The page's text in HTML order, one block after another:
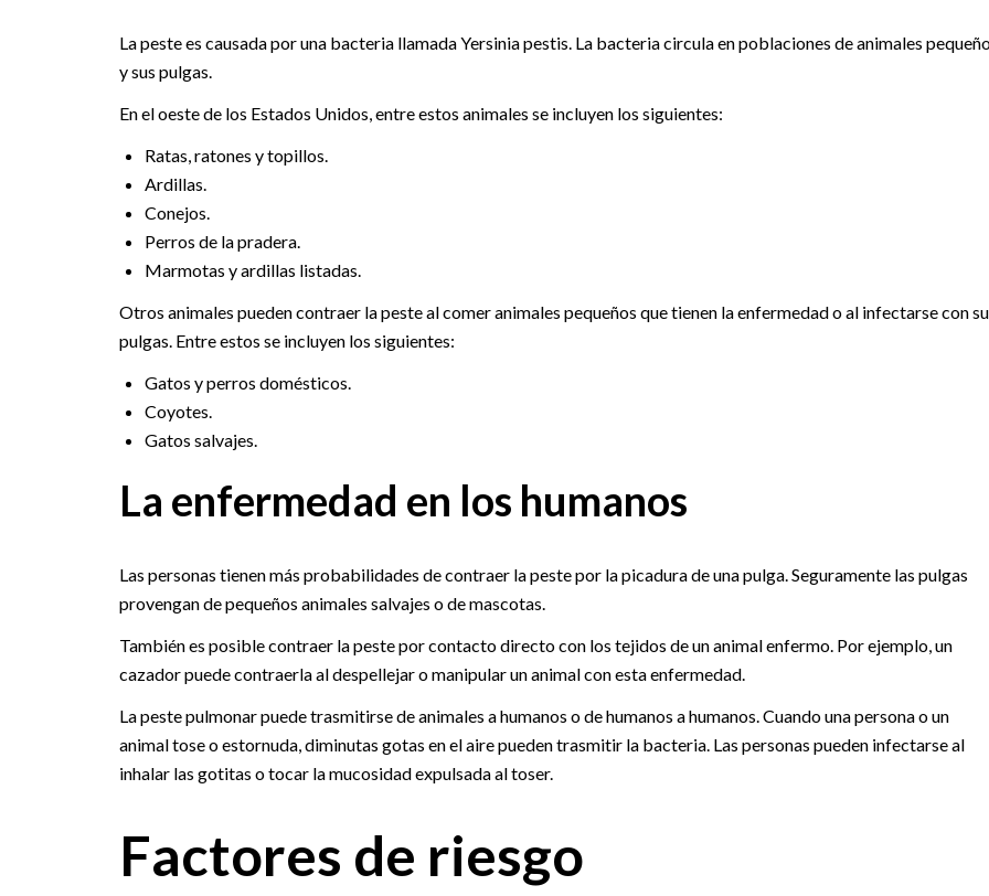
La peste es causada por una bacteria llamada Yersinia pestis. La bacteria circula en poblaciones de animales
y sus pulgas.
En el oeste de los Estados Unidos, entre estos animales se incluyen los siguientes:
Ratas, ratones y topillos.
Ardillas.
Conejos.
Perros de la pradera.
Marmotas y ardillas listadas.
Otros animales pueden contraer la peste al comer animales pequeños que tienen la enfermedad o al infectarse con
pulgas. Entre estos se incluyen los siguientes:
Gatos y perros domésticos.
Coyotes.
Gatos salvajes.
La enfermedad en los humanos
Las personas tienen más probabilidades de contraer la peste por la picadura de una pulga. Seguramente las pulgas
provengan de pequeños animales salvajes o de mascotas.
También es posible contraer la peste por contacto directo con los tejidos de un animal enfermo. Por ejemplo, un
cazador puede contraerla al despellejar o manipular un animal con esta enfermedad.
La peste pulmonar puede trasmitirse de animales a humanos o de humanos a humanos. Cuando una persona o un
animal tose o estornuda, diminutas gotas en el aire pueden trasmitir la bacteria. Las personas pueden infectarse al
inhalar las gotitas o tocar la mucosidad expulsada al toser.
Factores de riesgo